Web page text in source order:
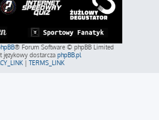
® Forum Software © phpBB Limited
językowy dostarcza phpBB.pl
| TERMS_LINK